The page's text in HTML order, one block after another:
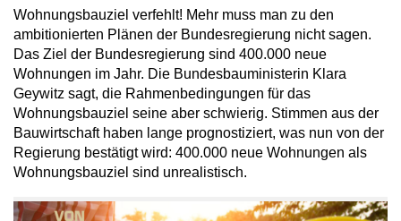
Wohnungsbauziel verfehlt! Mehr muss man zu den
ambitionierten Plänen der Bundesregierung nicht sagen.
Das Ziel der Bundesregierung sind 400.000 neue
Wohnungen im Jahr. Die Bundesbauministerin Klara
Geywitz sagt, die Rahmenbedingungen für das
Wohnungsbauziel seine aber schwierig. Stimmen aus der
Bauwirtschaft haben lange prognostiziert, was nun von der
Regierung bestätigt wird: 400.000 neue Wohnungen als
Wohnungsbauziel sind unrealistisch.